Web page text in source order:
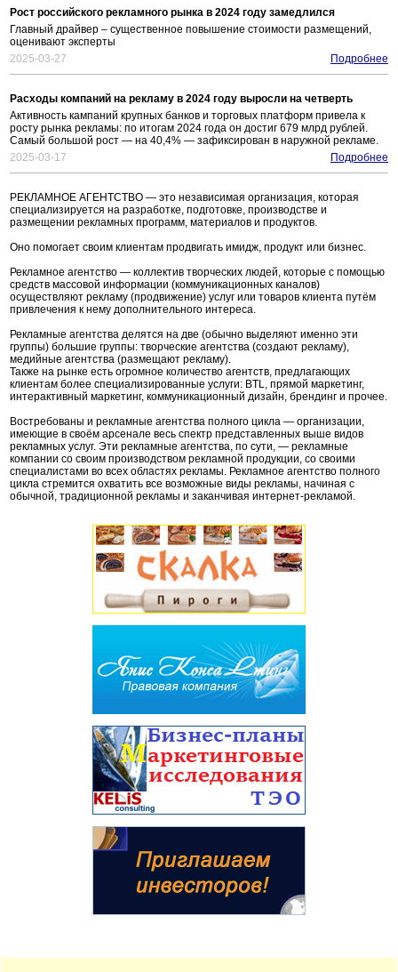
Рост российского рекламного рынка в 2024 году замедлился
Главный драйвер – существенное повышение стоимости размещений,
оценивают эксперты
2025-03-27
Подробнее
Расходы компаний на рекламу в 2024 году выросли на четверть
Активность кампаний крупных банков и торговых платформ привела к
росту рынка рекламы: по итогам 2024 года он достиг 679 млрд рублей.
Самый большой рост — на 40,4% — зафиксирован в наружной рекламе.
2025-03-17
Подробнее
РЕКЛАМНОЕ АГЕНТСТВО — это независимая организация, которая
специализируется на разработке, подготовке, производстве и
размещении рекламных программ, материалов и продуктов.
Оно помогает своим клиентам продвигать имидж, продукт или бизнес.
Рекламное агентство — коллектив творческих людей, которые с помощью
средств массовой информации (коммуникационных каналов)
осуществляют рекламу (продвижение) услуг или товаров клиента путём
привлечения к нему дополнительного интереса.
Рекламные агентства делятся на две (обычно выделяют именно эти
группы) большие группы: творческие агентства (создают рекламу),
медийные агентства (размещают рекламу).
Также на рынке есть огромное количество агентств, предлагающих
клиентам более специализированные услуги: BTL, прямой маркетинг,
интерактивный маркетинг, коммуникационный дизайн, брендинг и прочее.
Востребованы и рекламные агентства полного цикла — организации,
имеющие в своём арсенале весь спектр представленных выше видов
рекламных услуг. Эти рекламные агентства, по сути, — рекламные
компании со своим производством рекламной продукции, со своими
специалистами во всех областях рекламы. Рекламное агентство полного
цикла стремится охватить все возможные виды рекламы, начиная с
обычной, традиционной рекламы и заканчивая интернет-рекламой.